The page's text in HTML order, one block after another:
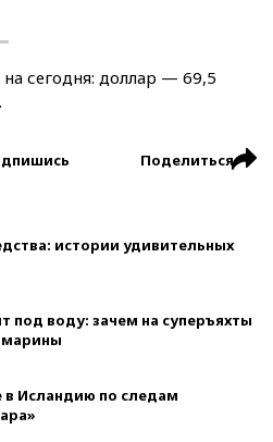
сегодня: доллар — 69,5
Поделиться
истории удивительных
под воду: зачем на суперъяхты
в Исландию по следам